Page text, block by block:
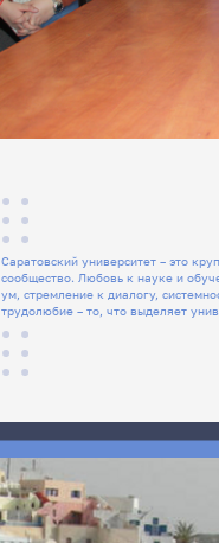
Саратовский университет – это
сообщество. Любовь к науке и
ум, стремление к диалогу, системность и
трудолюбие – то, что выделяет